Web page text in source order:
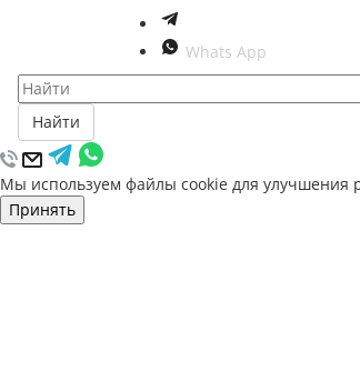
Whats App
Найти
Мы используем файлы cookie для улучшения
Принять